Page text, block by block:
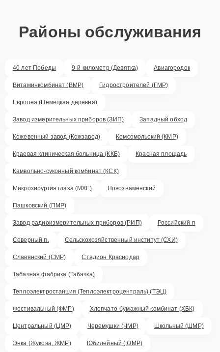
Районы обслуживания
40 лет Победы 9-й километр (Девятка) Авиагородок
Витаминкомбинат (ВМР) Гидростроителей (ГМР)
Европея (Немецкая деревня)
Завод измерительных приборов (ЗИП) Западный обход
Кожевенный завод (Кожзавод) Комсомольский (КМР)
Краевая клиническая больница (ККБ) Красная площадь
Камвольно-суконный комбинат (КСК)
Микрохирургия глаза (МХГ) Новознаменский
Пашковский (ПМР)
Завод радиоизмерительных приборов (РИП) Российский п
Северный п. Сельскохозяйственный институт (СХИ)
Славянский (СМР) Стадион Краснодар
Табачная фабрика (Табачка)
Теплоэлектростанция (Теплоэлектроцентраль) (ТЭЦ)
Фестивальный (ФМР) Хлопчато-бумажный комбинат (ХБК)
Центральный (ЦМР) Черемушки (ЧМР) Школьный (ШМР)
Энка (Жукова, ЖМР) Юбилейный (ЮМР)